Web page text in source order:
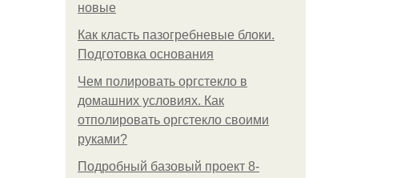
новые
Как класть пазогребневые блоки.
Подготовка основания
Чем полировать оргстекло в
домашних условиях. Как
отполировать оргстекло своими
руками?
Подробный базовый проект 8-